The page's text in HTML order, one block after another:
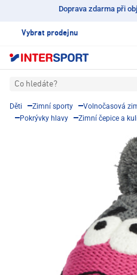
Doprava zdarma při
Vybrat prodejnu
Co hledáte?
Děti Zimní sporty Volnočasová
Pokrývky hlavy
Zimní čepice a